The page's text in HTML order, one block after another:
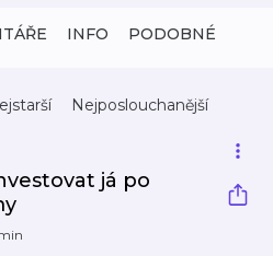
INFO PODOBNÉ
Nejposlouchanější
já po